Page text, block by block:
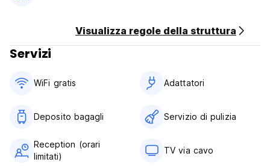
Visualizza regole della struttura
Servizi
WiFi gratis Adattatori
Deposito bagagli Servizio di pulizia
Reception (orari
limitati)
TV via cavo